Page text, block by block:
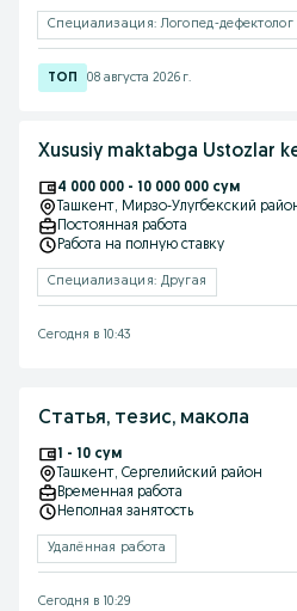
Специализация: Логопед-дефектолог
08 августа 2026 г.
Xususiy maktabga Ustozlar
4 000 000 - 10 000 000 сум
Ташкент, Мирзо-Улугбекский
Постоянная работа
Работа на полную ставку
Специализация: Другая
Сегодня в 10:43
Статья, тезис, макола
1 - 10 сум
Ташкент, Сергелийский район
Временная работа
Неполная занятость
Удалённая работа
Сегодня в 10:29